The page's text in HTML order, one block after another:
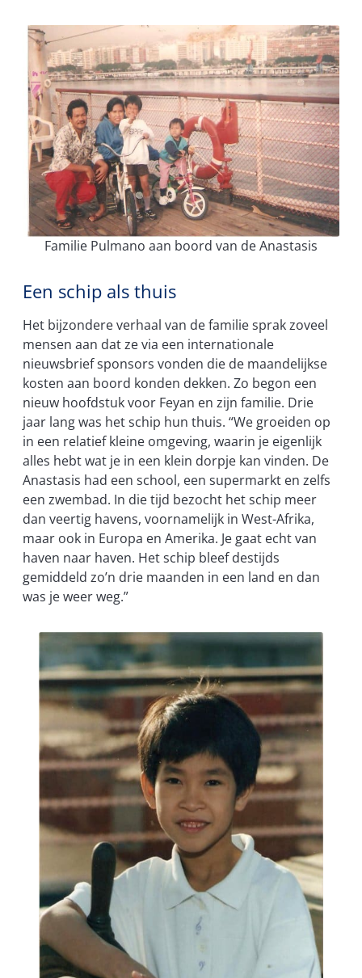
Familie Pulmano aan boord van de Anastasis
Een schip als thuis
Het bijzondere verhaal van de familie sprak zoveel
mensen aan dat ze via een internationale
nieuwsbrief sponsors vonden die de maandelijkse
kosten aan boord konden dekken. Zo begon een
nieuw hoofdstuk voor Feyan en zijn familie. Drie
jaar lang was het schip hun thuis. “We groeiden op
in een relatief kleine omgeving, waarin je eigenlijk
alles hebt wat je in een klein dorpje kan vinden. De
Anastasis had een school, een supermarkt en zelfs
een zwembad. In die tijd bezocht het schip meer
dan veertig havens, voornamelijk in West-Afrika,
maar ook in Europa en Amerika. Je gaat echt van
haven naar haven. Het schip bleef destijds
gemiddeld zo’n drie maanden in een land en dan
was je weer weg.”